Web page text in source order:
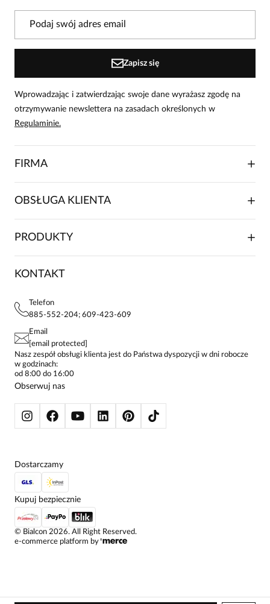
W naszej witrynie opinie mogą dodawać tylko
Zapisz się
Wprowadzając i zatwierdzając swoje dane wyrażasz zgodę na
otrzymywanie newslettera na zasadach określonych w
Regulaminie.
FIRMA
FRANCZYZA
MAPA WITRYNY
KONTAKTY
OBSŁUGA KLIENTA
FAQ
POLITYKA PRYWATNOŚCI
STREFA STAŁEGO KLIENTA
PRODUKTY
KOSZULE DAMSKIE
SPODNIE DAMSKIE
ŻAKIETY I MARYNARKI
SWETRY
BLUZY
KONTAKT
Telefon
885-552-204; 609-423-609
Email
[email protected]
Nasz zespół obsługi klienta jest do Państwa dyspozycji w dni robocze
w godzinach:
od 8:00 do 16:00
Obserwuj nas
© Bialcon 2026. All Right Reserved.
e-commerce platform by
Dostarczamy
Kupuj bezpiecznie